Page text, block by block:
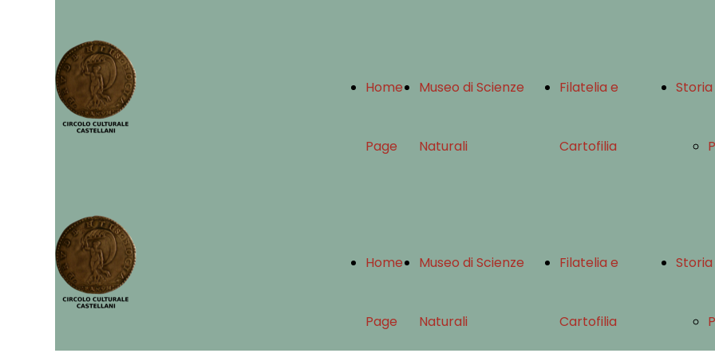
Home
Page
Museo di Scienze
Naturali
Malacologia
Geologia
Filatelia e
Cartofilia
Comunali
di Fano
Storia
Home
Page
Museo di Scienze
Naturali
Filatelia e
Cartofilia
Storia